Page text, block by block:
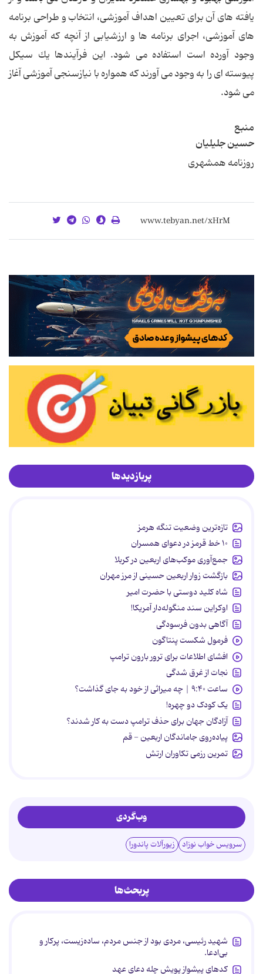
یافته های آن برای تعیین اهداف آموزشی، انتخاب و طراحی برنامه
های آموزشی، اجرای برنامه ها و ارزشیابی از آنچه كه آموزش به
وجود آورده است استفاده می شود. این فرآیندها یك سیكل
پیوسته ای را به وجود می آورند كه همواره با نیازسنجی آموزشی آغاز
می شود.
منبع
حسین جلیلیان
روزنامه همشهری
پربازدیدها
تازه‌ترین وضعیت تنگه هرمز
۱۰ خط قرمز در دعوای همسران
جمع‌آوری موکب‌های اربعین در کربلا
بازگشت زوار اربعین حسینی از مرز مهران
شاه کلید دوستی با حضرت امیر
اوکراین سند منگوله‌دار آمریکا!
آگاهی بدون فرسودگی
فرمول شکست پنتاگون
افشای اطلاعات برای ترور بارون ترامپ
نجات از غرق شدگی
ساعت ۹:۴۰ | چه میراثی از خود به جای گذاشت؟
یک کودک دو چهره!
آزادگان جهان برای حذف ترامپ دست به کار شدند؟
پیاده‌روی جاماندگان اربعین - قم
تمرین رزمی تکاوران ارتش
وب‌گردی
سرویس خواب نوزاد زیورآلات پاندورا
پربحث‌ها
شهید رئیسی، مردی بود از جنس مردم، ساده‌زیست، پرکار و
بی‌ادعا.
کدهای پیشواز پویش چله دعای عهد